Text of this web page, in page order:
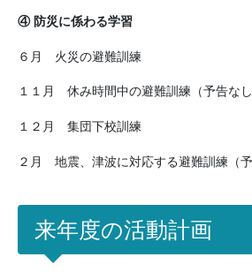
④ 防災に係わる学習
６月 火災の避難訓練
１１月 休み時間中の避難訓練（予告なし
１２月 集団下校訓練
２月 地震、津波に対応する避難訓練（予
来年度の活動計画